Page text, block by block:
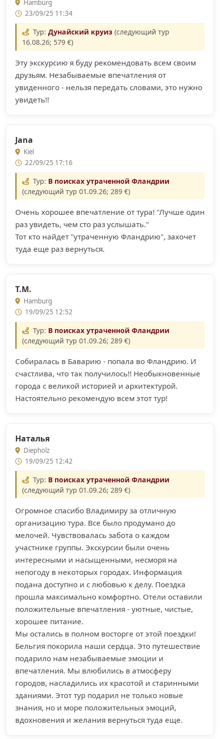
Hamburg
23/09/25 11:34
Тур: Дунайский круиз(следующий тур
16.08.26; 579 €)
Эту экскурсию я буду рекомендовать всем своим
друзьям. Незабываемые впечатления от
увиденного - нельзя передать словами, это нужно
увидеть!!
Jana
Kiel
22/09/25 17:16
Тур: В поисках утраченной Фландрии
(следующий тур 01.09.26; 289 €)
Очень хорошее впечатление от тура! "Лучше один
раз увидеть, чем сто раз услышать."
Тот кто найдет "утраченную Фландрию", захочет
туда еще раз вернуться.
Т.М.
Hamburg
19/09/25 12:52
Тур: В поисках утраченной Фландрии
(следующий тур 01.09.26; 289 €)
Cобиралась в Баварию - попала во Фландрию. И
счастлива, что так получилось!! Необыкновенные
города с великой историей и архитектурой.
Настоятельно рекомендую всем этот тур!
Наталья
Diepholz
19/09/25 12:42
Тур: В поисках утраченной Фландрии
(следующий тур 01.09.26; 289 €)
Огромное спасибо Владимиру за отличную
организацию тура. Все было продумано до
мелочей. Чувствовалась забота о каждом
участнике группы. Экскурсии были очень
интересными и насыщенными, несморя на
непогоду в некоторых городах. Информация
подана доступно и с любовью к делу. Поездка
прошла максимально комфортно. Отели оставили
положительные впечатления - уютные, чистые,
хорошее питание.
Мы остались в полном восторге от этой поездки!
Бельгия покорила наши сердца. Это путешествие
подарило нам незабываемые эмоции и
впечатления. Мы влюбились в атмосферу
городов, насладились их красотой и старинными
зданиями. Этот тур подарил не только новые
знания, но и море положительных эмоций,
вдохновения и желания вернуться туда еще.